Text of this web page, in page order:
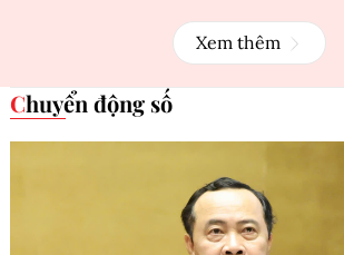
Xem thêm
Chuyển động số